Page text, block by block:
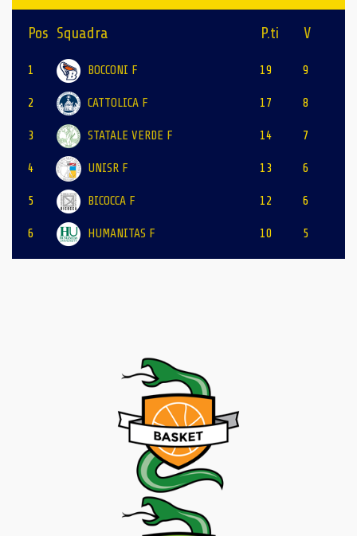
Pos Squadra P.ti V
1 BOCCONI F 19 9
2 CATTOLICA F 17 8
3 STATALE VERDE F 14 7
4 UNISR F 13 6
5 BICOCCA F 12 6
6 HUMANITAS F 10 5